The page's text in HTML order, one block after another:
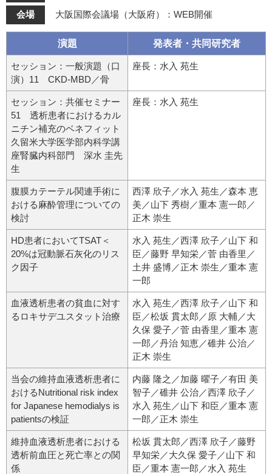
会場 大阪国際会議場（大阪府）：WEB開催
演題 発表者・共同研究者
セッション：一般演題（口
演）11 CKD-MBD／骨
座長：水入 苑生
セッション：共催セミナー
51 透析患者におけるカル
ニチン補充のベネフィット
久留米大学医学部内科学講
座腎臓内科部門 深水 圭先
生
座長：水入 苑生
腹膜カテーテル関連手術に
おける麻酔管理についての
検討
西澤 欣子／水入 苑生／森本 恵
美／山下 秀樹／重本 憲一郎／
正木 崇生
HD患者においてTSAT＜
20%は冠動脈石灰化のリス
ク因子
水入 苑生／西澤 欣子／山下 和
臣／藤野 早知栄／菅 由香里／
土井 盛博／正木 崇生／重本 憲
一郎
血液透析患者の貧血に対す
るロキサデユスタット治療
水入 苑生／西澤 欣子／山下 和
臣／松坂 貫太郎／原 大輔／大
久保 愛子／菅 由香里／重本 憲
一郎／丹治 知恵／碓井 公治／
正木 崇生
当会の維持血液透析患者に
おけるNutritional risk index
for Japanese hemodialys is
patientsの検証
内藤 隆之／加藤 曜子／有田 美
智子／碓井 公治／西澤 欣子／
水入 苑生／山下 和臣／重本 憲
一郎／正木 崇生
維持血液透析患者における
透析前血圧と死亡率との関
係
松坂 貫太郎／西澤 欣子／藤野
早知栄／大久保 愛子／山下 和
臣／重本 憲一郎／水入 苑生